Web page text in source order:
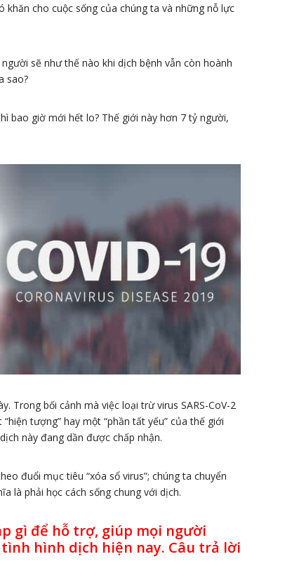
cho cuộc sống của chúng ta và những nỗ lực
sẽ như thế nào khi dịch bệnh vẫn còn hoành
sao?
bao giờ mới hết lo? Thế giới này hơn 7 tỷ người,
Trong bối cảnh mà việc loại trừ virus SARS-CoV-2
tượng” hay một “phần tất yếu” của thế giới
này đang dần được chấp nhận.
đuổi mục tiêu “xóa sổ virus”; chúng ta chuyển
là phải học cách sống chung với dịch.
gì để hỗ trợ, giúp mọi người
hình dịch hiện nay. Câu trả lời